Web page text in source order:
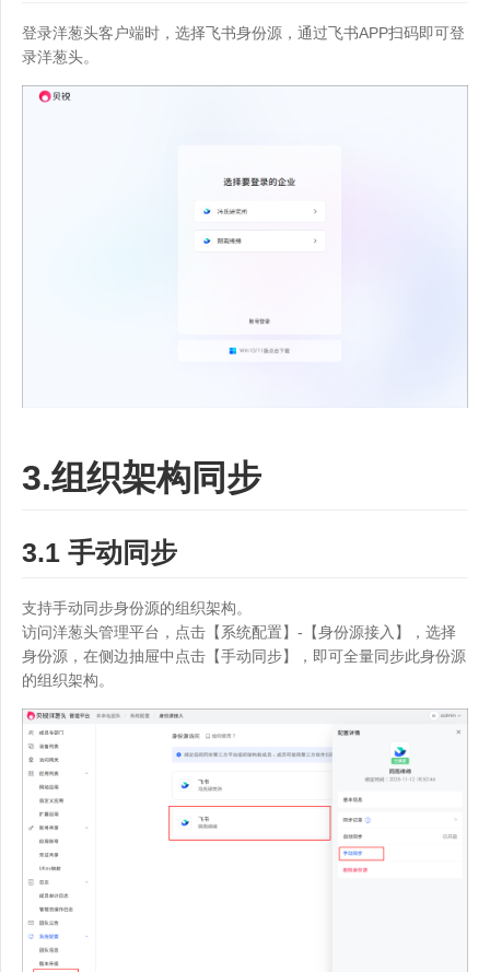
登录洋葱头客户端时，选择飞书身份源，通过飞书APP扫码即可登
录洋葱头。
3.组织架构同步
3.1 手动同步
支持手动同步身份源的组织架构。
访问洋葱头管理平台，点击【系统配置】-【身份源接入】，选择
身份源，在侧边抽屉中点击【手动同步】，即可全量同步此身份源
的组织架构。